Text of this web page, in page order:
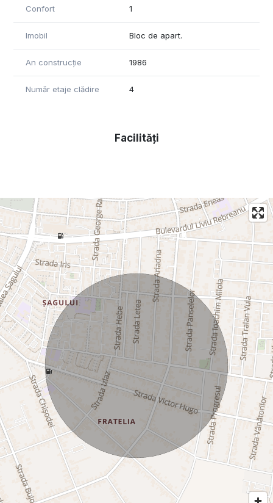
Confort 1
Imobil Bloc de apart.
An construcție 1986
Număr etaje clădire 4
Facilități